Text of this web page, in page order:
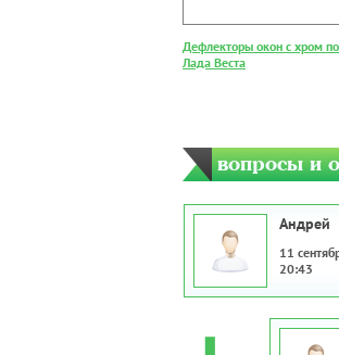
Дефлекторы окон с хром
Лада Веста
вопросы и
Андрей
11
20:43